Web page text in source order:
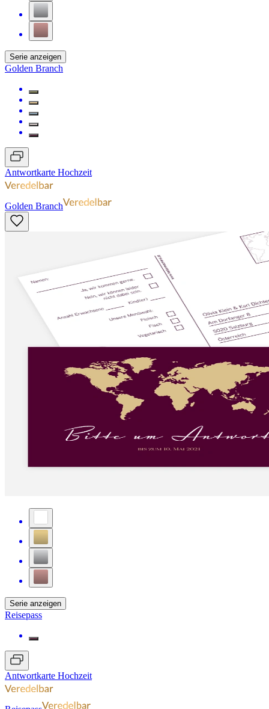
Serie anzeigen
Golden Branch
Antwortkarte Hochzeit
Golden Branch
Serie anzeigen
Reisepass
Antwortkarte Hochzeit